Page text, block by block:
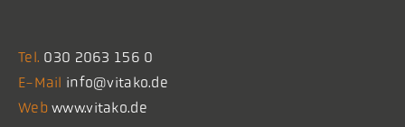
Tel. 030 2063 156 0
E-Mail info@vitako.de
Webwww.vitako.de